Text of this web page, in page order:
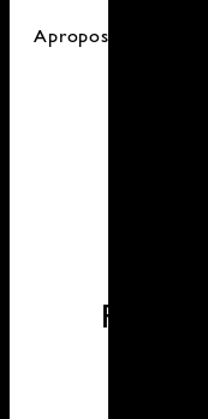
Apropos Hungrig,